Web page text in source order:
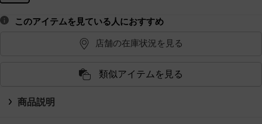
このアイテムを見ている人におすすめ
店舗の在庫状況を見る
類似アイテムを見る
商品説明